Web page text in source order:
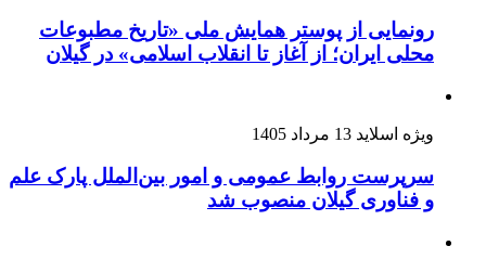
رونمایی از پوستر همایش ملی «تاریخ مطبوعات
محلی ایران؛ از آغاز تا انقلاب اسلامی» در گیلان
ویژه اسلاید 13 مرداد 1405
سرپرست روابط عمومی و امور بین‌الملل پارک علم
و فناوری گیلان منصوب شد